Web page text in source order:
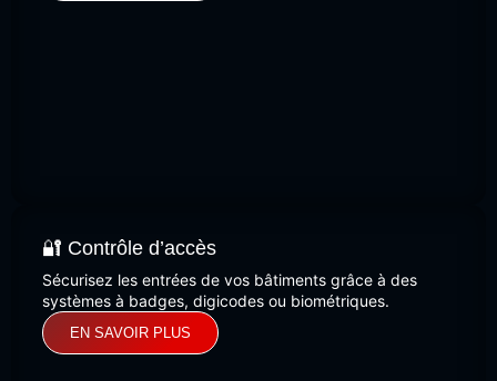
🔐 Contrôle d’accès
Sécurisez les entrées de vos bâtiments grâce à des
systèmes à badges, digicodes ou biométriques.
EN SAVOIR PLUS